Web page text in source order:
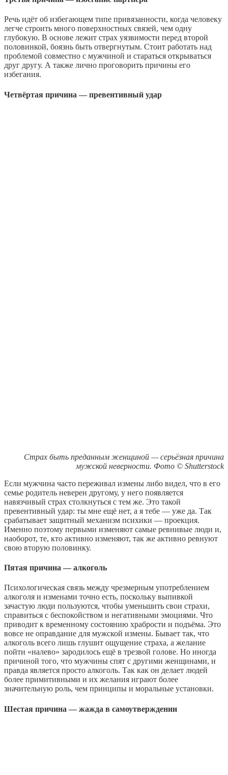
Речь идёт об избегающем типе привязанности, когда человеку
легче строить много поверхностных связей, чем одну
глубокую. В основе лежит страх уязвимости перед второй
половинкой, боязнь быть отвергнутым. Стоит работать над
проблемой совместно с мужчиной и стараться открываться
друг другу. А также лично проговорить причины его
избегания.
Четвёртая причина — превентивный удар
Страх быть преданным женщиной — серьёзная причина
мужской неверности. Фото © Shutterstock
Если мужчина часто переживал измены либо видел, что в его
семье родитель неверен другому, у него появляется
навязчивый страх столкнуться с тем же. Это такой
превентивный удар: ты мне ещё нет, а я тебе — уже да. Так
срабатывает защитный механизм психики — проекция.
Именно поэтому первыми изменяют самые ревнивые люди и,
наоборот, те, кто активно изменяют, так же активно ревнуют
свою вторую половинку.
Пятая причина — алкоголь
Психологическая связь между чрезмерным употреблением
алкоголя и изменами точно есть, поскольку выпивкой
зачастую люди пользуются, чтобы уменьшить свои страхи,
справиться с беспокойством и негативными эмоциями. Что
приводит к временному состоянию храбрости и подъёма. Это
вовсе не оправдание для мужской измены. Бывает так, что
алкоголь всего лишь глушит ощущение страха, а желание
пойти «налево» зародилось ещё в трезвой голове. Но иногда
причиной того, что мужчины спят с другими женщинами, и
правда является просто алкоголь. Так как он делает людей
более примитивными и их желания играют более
значительную роль, чем принципы и моральные установки.
Шестая причина — жажда в самоутверждении